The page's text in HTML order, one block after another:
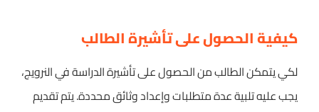
كيفية الحصول على تأشيرة الطالب
لكي يتمكن الطالب من الحصول على تأشيرة الدراسة في النرويج،
يجب عليه تلبية عدة متطلبات وإعداد وثائق محددة. يتم تقديم